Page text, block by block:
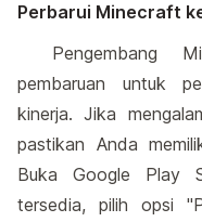
Perbarui Minecraft
Pengembang
pembaruan untuk
kinerja. Jika
pastikan Anda
Buka Google Play
tersedia, pilih opsi